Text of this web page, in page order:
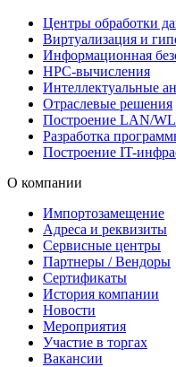
Центры обработки
Виртуализация и
Информационная
HPC-вычисления
Интеллектуальные
Отраслевые решения
Построение LAN/
Разработка
Построение IT-
О компании
Импортозамещение
Адреса и реквизиты
Сервисные центры
Партнеры / Вендоры
Сертификаты
История компании
Новости
Мероприятия
Участие в торгах
Вакансии